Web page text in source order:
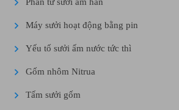
Máy sưởi hoạt động bằng pin
Yếu tố sưởi ấm nước tức thì
Gốm nhôm Nitrua
Tấm sưởi gốm